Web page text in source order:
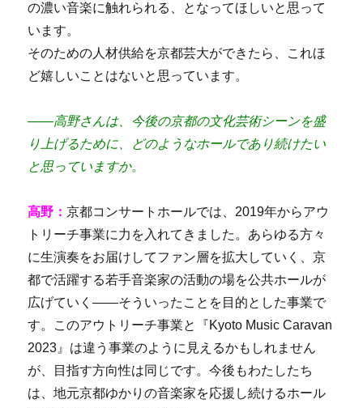
の濃い音楽に触れられる、となってほしいと思って
います。
そのための人材供給を京都芸大ができたら、これほ
ど嬉しいことはないと思っています。
――高野さんは、今後の京都の文化芸術シーンを盛
り上げるために、どのようなホールであり続けたい
と思っていますか。
高野：京都コンサートホールでは、2019年からアウ
トリーチ事業に力を入れてきました。あらゆる方々
に生演奏をお届けしてファン層を拡大していく、京
都で活躍する若手音楽家の活動の場を公共ホールが
広げていく――そういったことを目的とした事業で
す。このアウトリーチ事業と『Kyoto Music Caravan
2023』は違う事業のように見えるかもしれません
が、目指す方向性は同じです。今後もわたしたち
は、地元京都ゆかりの音楽家を応援し続けるホール